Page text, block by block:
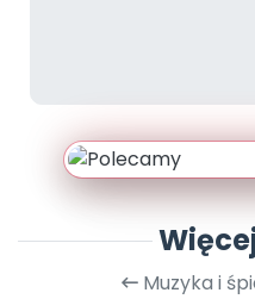
Muzyka i